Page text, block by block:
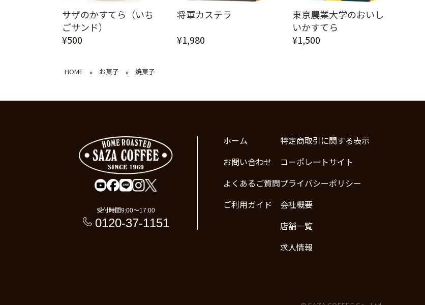
サザのかすてら（いち
ごサンド）
¥500
将軍カステラ
¥1,980
東京農業大学のおいし
いかすてら
¥1,500
HOME » お菓子 » 焼菓子
受付時間9:00〜17:00
0120-37-1151
ホーム
お問い合わせ
よくあるご質問
ご利用ガイド
特定商取引に関する表示
コーポレートサイト
プライバシーポリシー
会社概要
店舗一覧
求人情報